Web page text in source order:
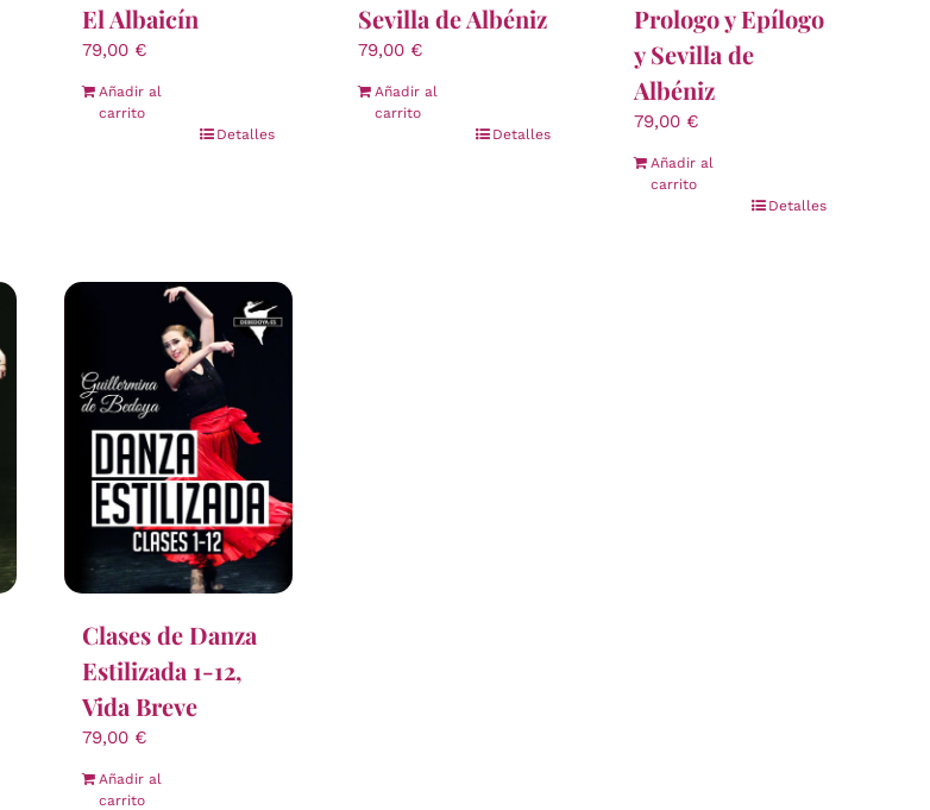
El Albaicín
79,00 €
Añadir al
carrito
Detalles
Sevilla de Albéniz
79,00 €
Añadir al
carrito
Detalles
Prologo y Epílogo
y Sevilla de
Albéniz
79,00 €
Añadir al
carrito
Detalles
Clases de Danza
Estilizada 1-12,
Vida Breve
79,00 €
Añadir al
carrito